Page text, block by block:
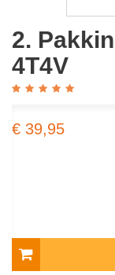
2.
4T4V
€ 39,95